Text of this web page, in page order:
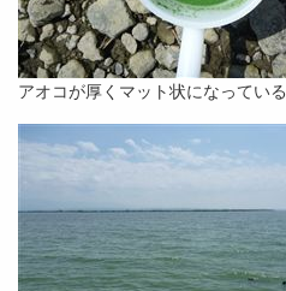
アオコが厚くマット状になっている